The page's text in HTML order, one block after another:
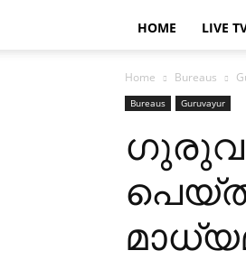
HOME LIVE
Home Bureaus
Bureaus Guruvayur